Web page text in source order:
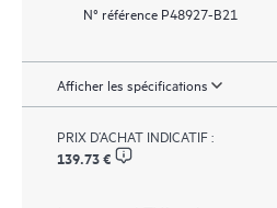
N° référence P48927-B21
Afficher les spécifications
PRIX D’ACHAT INDICATIF :
139.73 €